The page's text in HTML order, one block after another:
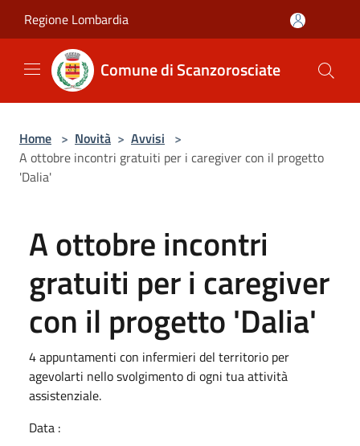
Regione Lombardia
Comune di Scanzorosciate
Home > Novità > Avvisi >
A ottobre incontri gratuiti per i caregiver con il progetto
'Dalia'
A ottobre incontri
gratuiti per i caregiver
con il progetto 'Dalia'
4 appuntamenti con infermieri del territorio per
agevolarti nello svolgimento di ogni tua attività
assistenziale.
Data :